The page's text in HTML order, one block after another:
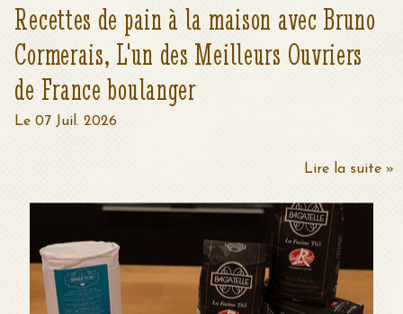
Recettes de pain à la maison avec Bruno
Cormerais, L'un des Meilleurs Ouvriers
de France boulanger
Le 07 Juil. 2026
Lire la suite »